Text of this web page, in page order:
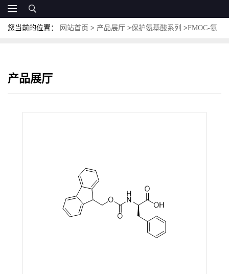
您当前的位置： 网站首页 > 产品展厅 >保护氨基酸系列 >FMOC-氨
产品展厅